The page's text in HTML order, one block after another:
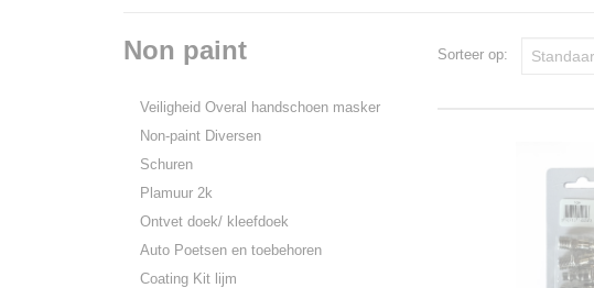
Non paint
Veiligheid Overal handschoen masker
Non-paint Diversen
Schuren
Plamuur 2k
Ontvet doek/ kleefdoek
Auto Poetsen en toebehoren
Coating Kit lijm
Sorteer op: